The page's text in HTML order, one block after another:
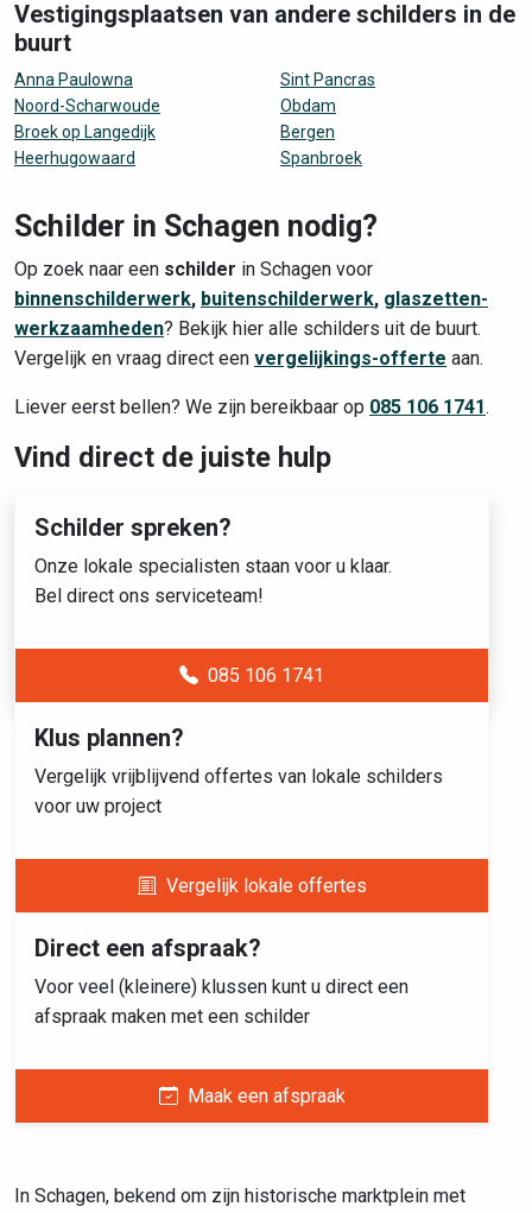
Vestigingsplaatsen van andere schilders in de
buurt
Anna Paulowna
Noord-Scharwoude
Broek op Langedijk
Heerhugowaard
Sint Pancras
Obdam
Bergen
Spanbroek
Schilder in Schagen nodig?
Op zoek naar een schilder in Schagen voor
binnenschilderwerk, buitenschilderwerk, glaszetten-
werkzaamheden? Bekijk hier alle schilders uit de buurt.
Vergelijk en vraag direct een vergelijkings-offerte aan.
Liever eerst bellen? We zijn bereikbaar op 085 106 1741.
Vind direct de juiste hulp
Schilder spreken?
Onze lokale specialisten staan voor u klaar.
Bel direct ons serviceteam!
085 106 1741
Klus plannen?
Vergelijk vrijblijvend offertes van lokale schilders
voor uw project
Vergelijk lokale offertes
Direct een afspraak?
Voor veel (kleinere) klussen kunt u direct een
afspraak maken met een schilder
Maak een afspraak
In Schagen, bekend om zijn historische marktplein met